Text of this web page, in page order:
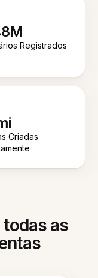
Registrados
Criadas
as